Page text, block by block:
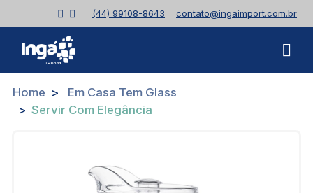
(44) 99108-8643 contato@ingaimport.com.br
Home
Em Casa Tem Glass
Servir Com Elegância